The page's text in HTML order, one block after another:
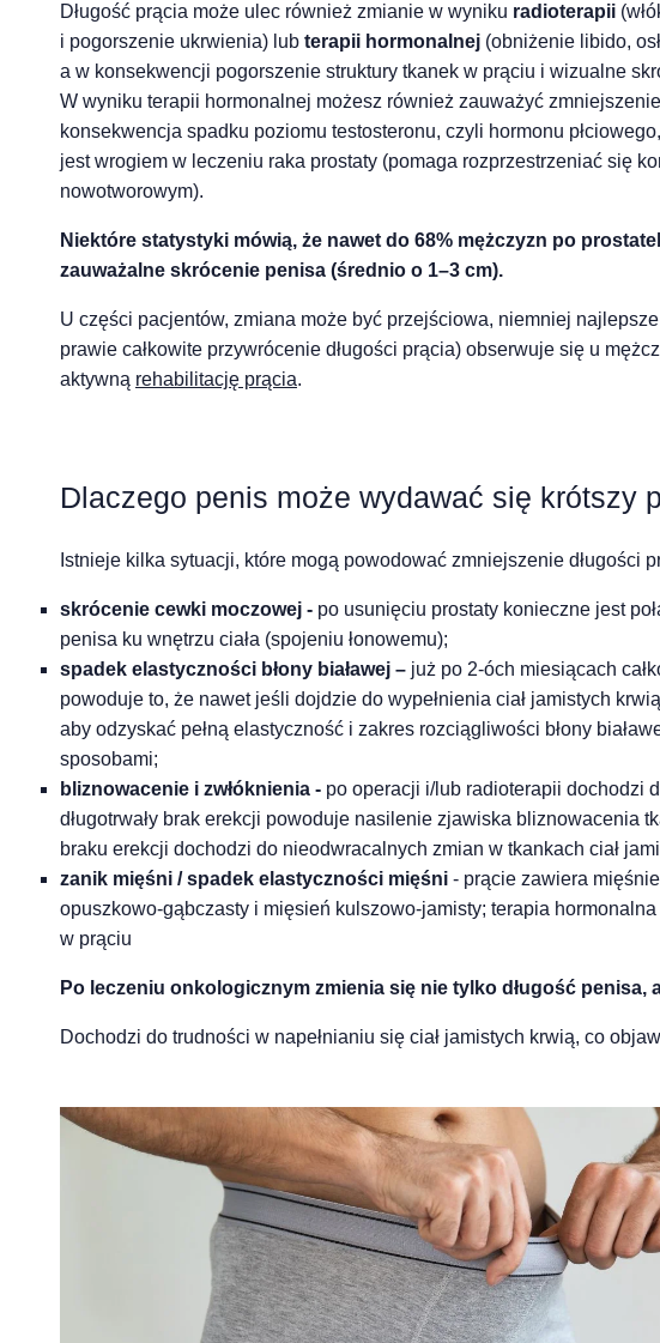
Długość prącia może ulec również zmianie w wyniku radioterapii
i pogorszenie ukrwienia) lub terapii hormonalnej (obniżenie libido,
a w konsekwencji pogorszenie struktury tkanek w prąciu i wizualne
W wyniku terapii hormonalnej możesz również zauważyć
konsekwencja spadku poziomu testosteronu, czyli hormonu
jest wrogiem w leczeniu raka prostaty (pomaga rozprzestrzeniać się
nowotworowym).
Niektóre statystyki mówią, że nawet do 68% mężczyzn po
zauważalne skrócenie penisa (średnio o 1–3 cm).
U części pacjentów, zmiana może być przejściowa, niemniej
prawie całkowite przywrócenie długości prącia) obserwuje się u
aktywną rehabilitację prącia.
Dlaczego penis może wydawać się krótszy
Istnieje kilka sytuacji, które mogą powodować zmniejszenie długości
skrócenie cewki moczowej - po usunięciu prostaty konieczne jest
penisa ku wnętrzu ciała (spojeniu łonowemu);
spadek elastyczności błony białawej – już po 2-óch miesiącach
powoduje to, że nawet jeśli dojdzie do wypełnienia ciał jamistych
aby odzyskać pełną elastyczność i zakres rozciągliwości błony
sposobami;
bliznowacenie i zwłóknienia - po operacji i/lub radioterapii dochodzi
długotrwały brak erekcji powoduje nasilenie zjawiska bliznowacenia
braku erekcji dochodzi do nieodwracalnych zmian w tkankach ciał
zanik mięśni / spadek elastyczności mięśni - prącie zawiera
opuszkowo-gąbczasty i mięsień kulszowo-jamisty; terapia
w prąciu
Po leczeniu onkologicznym zmienia się nie tylko długość penisa,
Dochodzi do trudności w napełnianiu się ciał jamistych krwią, co